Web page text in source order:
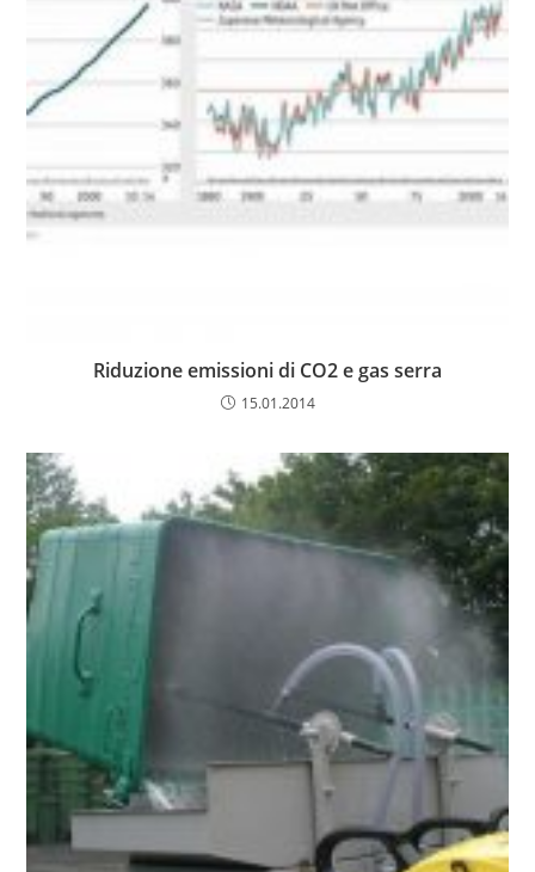
Riduzione emissioni di CO2 e gas serra
15.01.2014